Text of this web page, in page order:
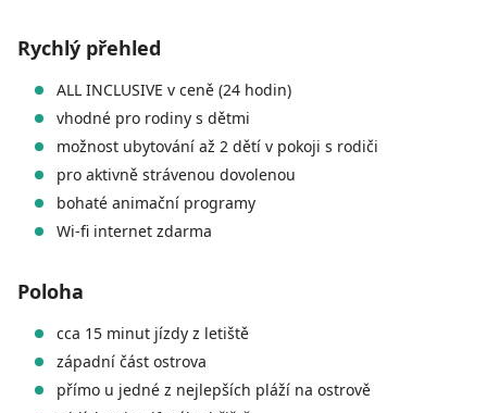
Rychlý přehled
ALL INCLUSIVE v ceně (24 hodin)
vhodné pro rodiny s dětmi
možnost ubytování až 2 dětí v pokoji s rodiči
pro aktivně strávenou dovolenou
bohaté animační programy
Wi-fi internet zdarma
Poloha
cca 15 minut jízdy z letiště
západní část ostrova
přímo u jedné z nejlepších pláží na ostrově